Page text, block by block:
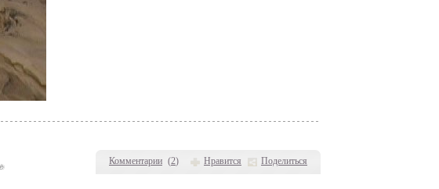
Комментарии (2) Нравится Поделиться